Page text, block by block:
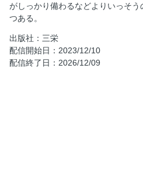
スバル・レガシィ アウトバッ
スバル・ソルテラ
ホンダZR-V
ホンダ・ヴェゼル
がしっかり備わるなどよりいっそ
つある。
出版社：三栄
配信開始日：2023/12/10
配信終了日：2026/12/09